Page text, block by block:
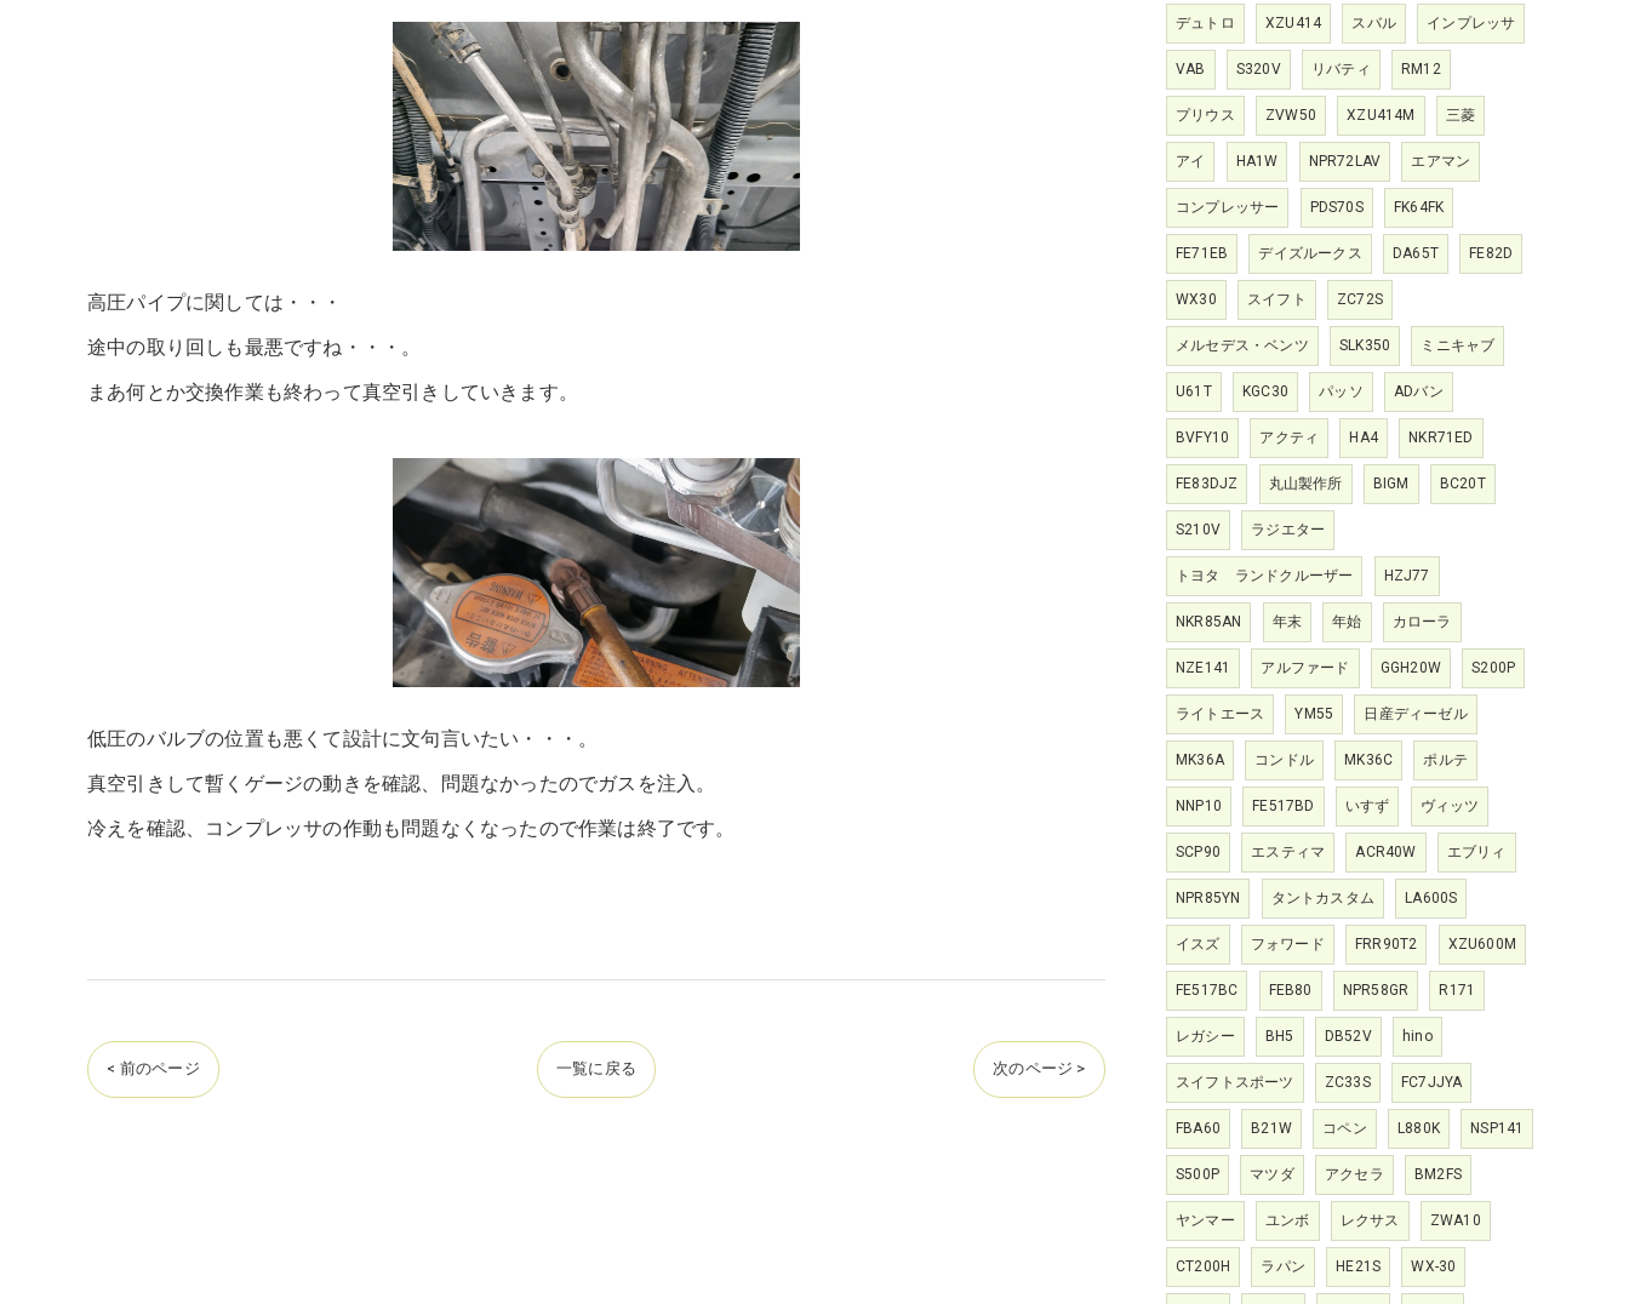
高圧パイプに関しては・・・
途中の取り回しも最悪ですね・・・。
まあ何とか交換作業も終わって真空引きしていきます。
低圧のバルブの位置も悪くて設計に文句言いたい・・・。
真空引きして暫くゲージの動きを確認、問題なかったのでガスを注入。
冷えを確認、コンプレッサの作動も問題なくなったので作業は終了です。
< 前のページ 一覧に戻る 次のページ >
デュトロ XZU414 スバル インプレッサ
VAB S320V リバティ RM12
プリウス ZVW50 XZU414M 三菱
アイ HA1W NPR72LAV エアマン
コンプレッサー PDS70S FK64FK
FE71EB デイズルークス DA65T FE82D
WX30 スイフト ZC72S
メルセデス・ベンツ SLK350 ミニキャブ
U61T KGC30 パッソ ADバン
BVFY10 アクティ HA4 NKR71ED
FE83DJZ 丸山製作所 BIGM BC20T
S210V ラジエター
トヨタ ランドクルーザー HZJ77
NKR85AN 年末 年始 カローラ
NZE141 アルファード GGH20W S200P
ライトエース YM55 日産ディーゼル
MK36A コンドル MK36C ポルテ
NNP10 FE517BD いすず ヴィッツ
SCP90 エスティマ ACR40W エブリィ
NPR85YN タントカスタム LA600S
イスズ フォワード FRR90T2 XZU600M
FE517BC FEB80 NPR58GR R171
レガシー BH5 DB52V hino
スイフトスポーツ ZC33S FC7JJYA
FBA60 B21W コペン L880K NSP141
S500P マツダ アクセラ BM2FS
ヤンマー ユンボ レクサス ZWA10
CT200H ラパン HE21S WX-30